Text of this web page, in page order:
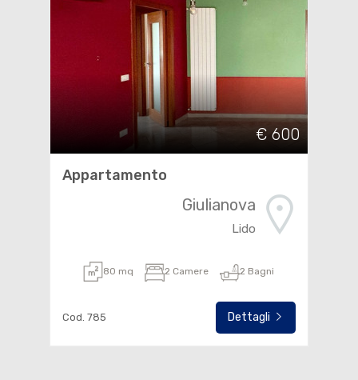
€ 600
Appartamento
Giulianova
Lido
80 mq 2 Camere 2 Bagni
Cod. 785 Dettagli